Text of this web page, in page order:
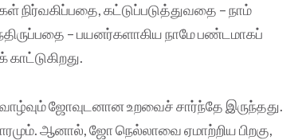
கட்டுப்படுத்துவதை – நாம்
– பயனர்களாகிய நாமே பண்டமாகப்
ஜோவுடனான உறவைச் சார்ந்தே இருந்தது.
ஆனால், ஜோ நெல்லாவை ஏமாற்றிய பிறகு,